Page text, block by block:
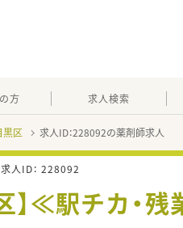
方 求人検索
黒区 求人ID：228092の薬剤師求人
人ID： 228092
】≪駅チカ・